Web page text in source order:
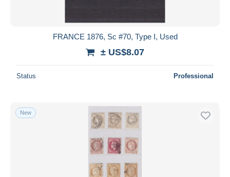
FRANCE 1876, Sc #70, Type I, Used
± US$8.07
Status Professional
New